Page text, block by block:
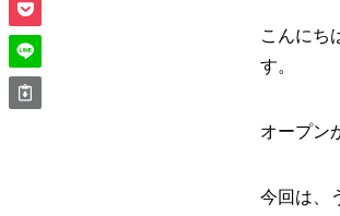
こんにち
す。
オープン
今回は、